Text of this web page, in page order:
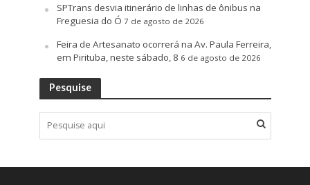
SPTrans desvia itinerário de linhas de ônibus na
Freguesia do Ó 7 de agosto de 2026
Feira de Artesanato ocorrerá na Av. Paula Ferreira,
em Pirituba, neste sábado, 8 6 de agosto de 2026
Pesquise